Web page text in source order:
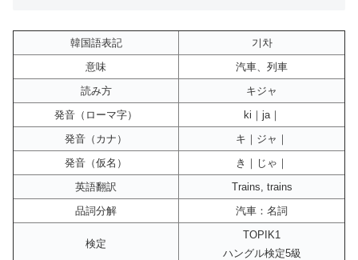
韓国語表記
기차
意味
汽車、列車
読み方
キジャ
発音（ローマ字）
ki｜ja｜
発音（カナ）
キ｜ジャ｜
発音（仮名）
き｜じゃ｜
英語翻訳
Trains, trains
品詞分解
汽車：名詞
検定
TOPIK1
ハングル検定5級